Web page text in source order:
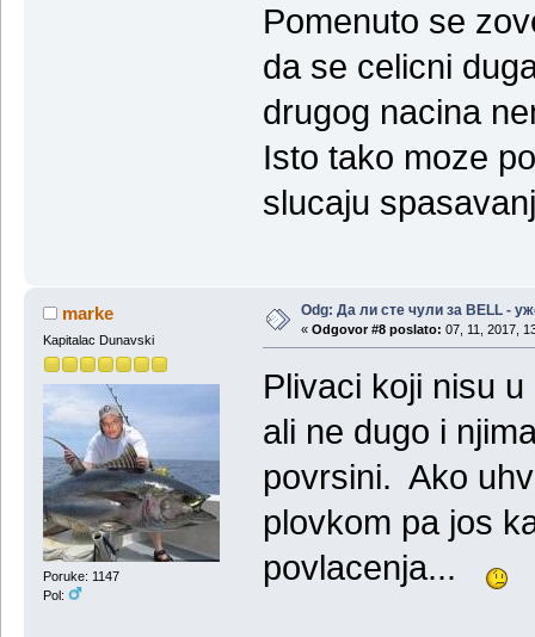
Pomenuto se
da se celicni
drugog nacina
Isto tako moze
slucaju
marke
Kapitalac Dunavski
Poruke: 1147
Pol:
Odg: Да ли сте чули за BELL -
« Odgovor #8 poslato: 07, 11, 2017,
Plivaci koji nisu
ali ne dugo i
povrsini. Ako
plovkom pa jos
povlacenja...